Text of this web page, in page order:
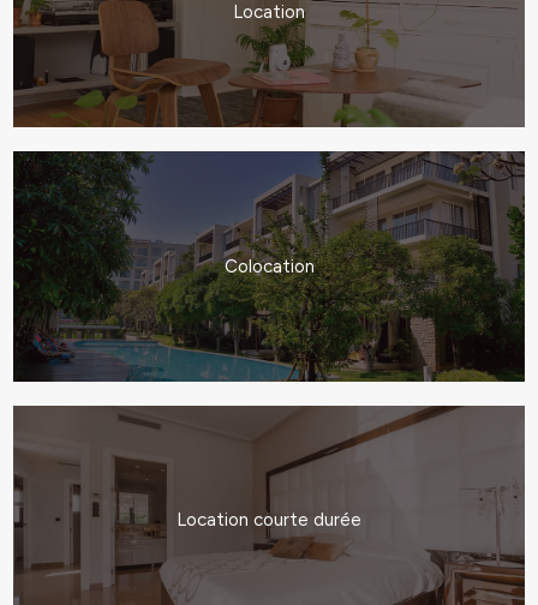
Location
Colocation
Location courte durée